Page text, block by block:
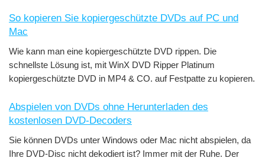
So kopieren Sie kopiergeschützte DVDs auf PC und
Mac
Wie kann man eine kopiergeschützte DVD rippen. Die
schnellste Lösung ist, mit WinX DVD Ripper Platinum
kopiergeschützte DVD in MP4 & CO. auf Festpatte zu kopieren.
Abspielen von DVDs ohne Herunterladen des
kostenlosen DVD-Decoders
Sie können DVDs unter Windows oder Mac nicht abspielen, da
Ihre DVD-Disc nicht dekodiert ist? Immer mit der Ruhe. Der